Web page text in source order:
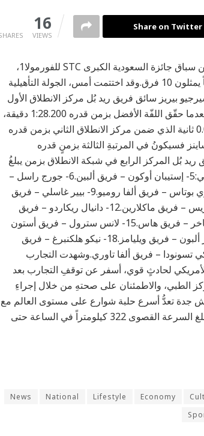
16
VIEWS
Share on Twitter
تنطلقُ حلبة كورنيش جدة اليوم، منافسات الجولة الثانية من سباق جائزة السعودية الكبرى STC للفورمولا1،
وذلك في تمام الساعة الثامنة مساءً، بمشاركة 20 متسابقاً يمثلون 10 فرق.وقد اختتمت أمس، الجولة التأهيلية
بيريز سائق فريق ريد بُل مركز الانطلاق الأول
في سباق اليوم.وجاء “سيرجيو بيريز” في صدارةِ الترتيب، بعدما حقّق اللفّة الأفضل بزمن قدره 1:28.200 دقيقة،
متفوقاً على تشارلز لوكلير سائق فريق فيراري بفارق 0.025 ثانية الذي ضمن مركز الانطلاق الثاني بزمن قدره
ساينز فسيكونُ في المرتبةِ الثالثة بزمنٍ قدره
ريد بُل المركز الرابع في شبكة الانطلاق بزمن يبلغُ
1:28.461، فيما جاءت نتائج الجولة التأهيلية على النحو التالي:5- إستيبان أوكون – فريق ألبين.6- جورج راسل –
فريق مرسيدس.7- فيرناندو ألونسو – فريق ألبين.8- فالتيري بوتاس – فريق ألفا روميو.9- بيير غاسلي – فريق
ألفا تاوري.10- كيفين ماغنوسن – فريق هاس.11- لاندو نوريس – فريق ماكلارين.12- دانيال ريكاردو – فريق
ماكلارين.13- غوانيو تشو – فريق ألفا روميو.14- ميك شوماخر – فريق هاس.15- لانس سترول – فريق أستون
مارتن.16- لويس هاميلتون – فريق مرسيدس.17- ألكسندر ألبون – فريق ويليامز.18- نيكو هلكنبرغ – فريق
نيكولاس لطيفي – فريق ويليامز.20- يوكي تسونودا – فريق ألفا تاوري.وشهدت التجارب
لحادثٍ قوي، أسفر عن توقفِ التجارب بعد
الطبي، والاطمئنان على صحتهِ من خلال إجراءِ
جدة تعدُّ أسرع حلبة شوارع على مستوى العالم مع
متوسط سرعة يصل إلى 252 كيلومتراً في الساعة، فيما تبلغ السرعة القصوى 322 كيلومتراً في الساعة حتى
Economy
Lifestyle
National
News